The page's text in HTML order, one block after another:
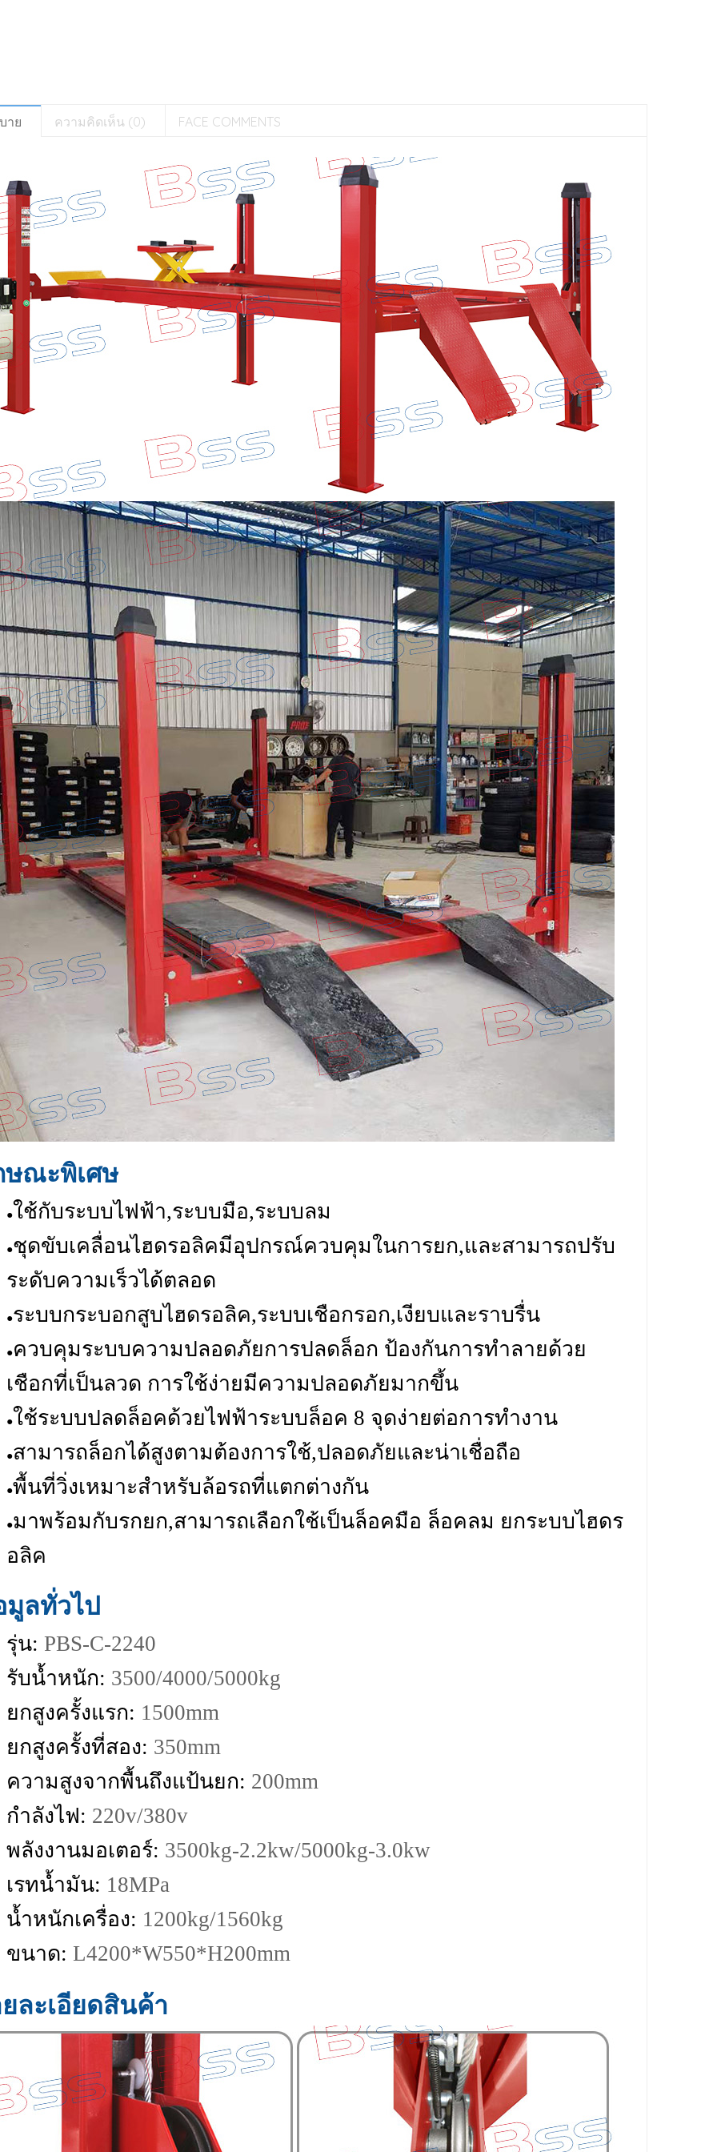
าย ความคิดเห็น (0) FACE COMMENTS
ษณะพิเศษ
●ใช้กับระบบไฟฟ้า,ระบบมือ,ระบบลม
●ชุดขับเคลื่อนไฮดรอลิคมีอุปกรณ์ควบคุมในการยก,และสามารถปรับ
ระดับความเร็วได้ตลอด
●ระบบกระบอกสูบไฮดรอลิค,ระบบเชือกรอก,เงียบและราบรื่น
●ควบคุมระบบความปลอดภัยการปลดล็อก ป้องกันการทำลายด้วย
เชือกที่เป็นลวด การใช้ง่ายมีความปลอดภัยมากขึ้น
●ใช้ระบบปลดล็อคด้วยไฟฟ้าระบบล็อค 8 จุดง่ายต่อการทำงาน
●สามารถล็อกได้สูงตามต้องการใช้,ปลอดภัยและน่าเชื่อถือ
●พื้นที่วิ่งเหมาะสำหรับล้อรถที่แตกต่างกัน
●มาพร้อมกับรกยก,สามารถเลือกใช้เป็นล็อคมือ ล็อคลม ยกระบบไฮดร
อลิค
ลทั่วไป
รุ่น: PBS-C-2240
รับน้ำหนัก: 3500/4000/5000kg
ยกสูงครั้งแรก: 1500mm
ยกสูงครั้งที่สอง: 350mm
ความสูงจากพื้นถึงแป้นยก: 200mm
กำลังไฟ: 220v/380v
พลังงานมอเตอร์: 3500kg-2.2kw/5000kg-3.0kw
เรทน้ำมัน: 18MPa
น้ำหนักเครื่อง: 1200kg/1560kg
ขนาด: L4200*W550*H200mm
ละเอียดสินค้า